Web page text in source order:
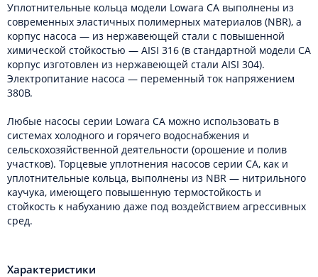
Уплотнительные кольца модели Lowara CA выполнены из
современных эластичных полимерных материалов (NBR), а
корпус насоса — из нержавеющей стали с повышенной
химической стойкостью — AISI 316 (в стандартной модели CA
корпус изготовлен из нержавеющей стали AISI 304).
Электропитание насоса — переменный ток напряжением
380В.
Любые насосы серии Lowara CA можно использовать в
системах холодного и горячего водоснабжения и
сельскохозяйственной деятельности (орошение и полив
участков). Торцевые уплотнения насосов серии CA, как и
уплотнительные кольца, выполнены из NBR — нитрильного
каучука, имеющего повышенную термостойкость и
стойкость к набуханию даже под воздействием агрессивных
сред.
Характеристики